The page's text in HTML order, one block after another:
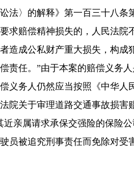
法〉的解释》第一百三十八
求赔偿精神损失的，人民法院
造成公私财产重大损失，构
责任。”由于本案的赔偿义务
义务人仍然应当按照《中华
院关于审理道路交通事故损
近亲属请求承保交强险的保险
员被追究刑事责任而免除对受